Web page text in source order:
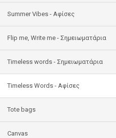
Summer Vibes - Αφίσες
Flip me, Write me - Σημειωματάρια
Timeless words - Σημειωματάρια
Timeless Words - Aφίσες
Tote bags
Canvas